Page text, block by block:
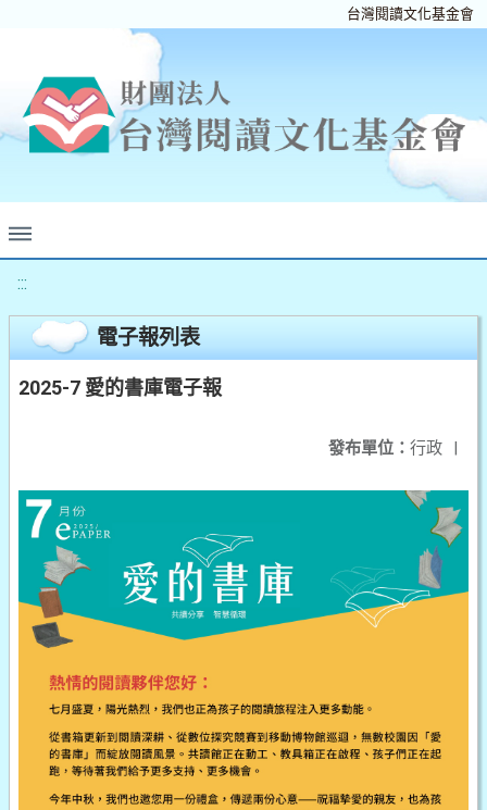
台灣閱讀文化基金會
:::
電子報列表
2025-7 愛的書庫電子報
發布單位： 行政 |